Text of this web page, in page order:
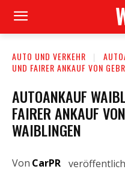
AUTO UND VERKEHR
UND FAIRER ANKAUF VON
AUTOANKAUF
FAIRER ANKAUF
WAIBLINGEN
Von CarPR